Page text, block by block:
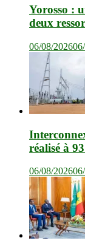
Yorosso :
deux
06/08/2026
réalisé à
06/08/2026